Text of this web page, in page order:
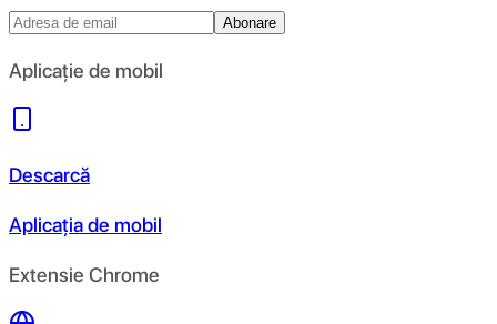
Abonare
Aplicație de mobil
Descarcă
Aplicația de mobil
Extensie Chrome